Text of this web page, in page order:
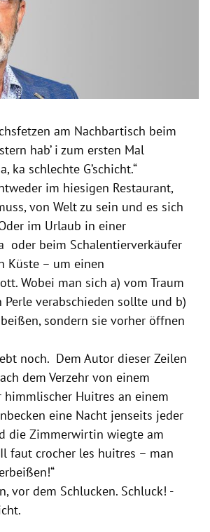
am Nachbartisch beim
hab’ i zum ersten Mal
ka schlechte G’schicht.“
im hiesigen Restaurant,
von Welt zu sein und es sich
im Urlaub in einer
oder beim Schalentierverkäufer
Küste – um einen
Wobei man sich a) vom Traum
verabschieden sollte und b)
sondern sie vorher öffnen
noch. Dem Autor dieser Zeilen
dem Verzehr von einem
himmlischer Huitres an einem
eine Nacht jenseits jeder
die Zimmerwirtin wiegte am
faut crocher les huitres – man
vor dem Schlucken. Schluck! -